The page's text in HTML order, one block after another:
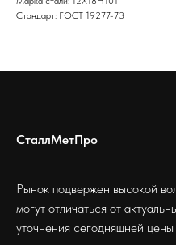
Стандарт: ГОСТ 19277-73
СталлМетПро
Рынок подвержен высокой
могут отличаться от
уточнения сегодняшней цены